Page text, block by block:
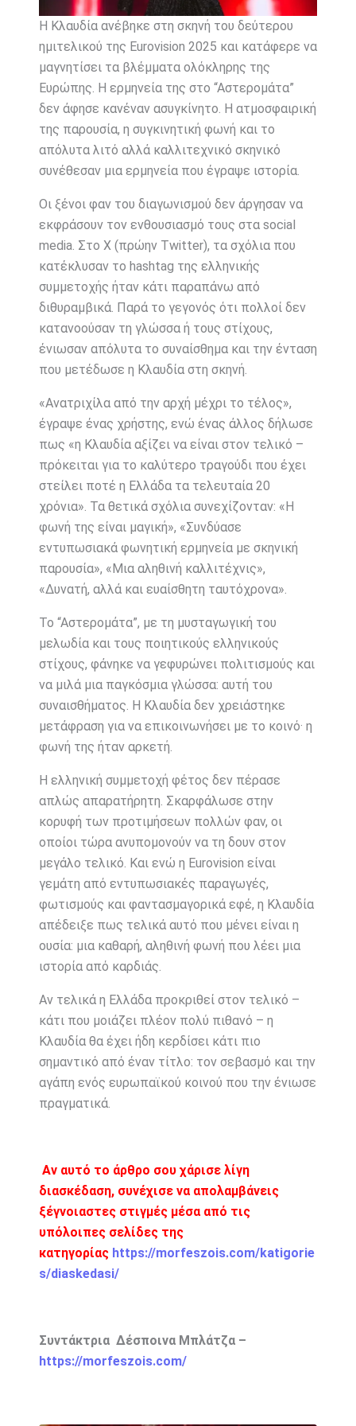
Η Κλαυδία ανέβηκε στη σκηνή του δεύτερου
ημιτελικού της Eurovision 2025 και κατάφερε να
μαγνητίσει τα βλέμματα ολόκληρης της
Ευρώπης. Η ερμηνεία της στο “Αστερομάτα”
δεν άφησε κανέναν ασυγκίνητο. Η ατμοσφαιρική
της παρουσία, η συγκινητική φωνή και το
απόλυτα λιτό αλλά καλλιτεχνικό σκηνικό
συνέθεσαν μια ερμηνεία που έγραψε ιστορία.
Οι ξένοι φαν του διαγωνισμού δεν άργησαν να
εκφράσουν τον ενθουσιασμό τους στα social
media. Στο Χ (πρώην Twitter), τα σχόλια που
κατέκλυσαν το hashtag της ελληνικής
συμμετοχής ήταν κάτι παραπάνω από
διθυραμβικά. Παρά το γεγονός ότι πολλοί δεν
κατανοούσαν τη γλώσσα ή τους στίχους,
ένιωσαν απόλυτα το συναίσθημα και την ένταση
που μετέδωσε η Κλαυδία στη σκηνή.
«Ανατριχίλα από την αρχή μέχρι το τέλος»,
έγραψε ένας χρήστης, ενώ ένας άλλος δήλωσε
πως «η Κλαυδία αξίζει να είναι στον τελικό –
πρόκειται για το καλύτερο τραγούδι που έχει
στείλει ποτέ η Ελλάδα τα τελευταία 20
χρόνια». Τα θετικά σχόλια συνεχίζονταν: «Η
φωνή της είναι μαγική», «Συνδύασε
εντυπωσιακά φωνητική ερμηνεία με σκηνική
παρουσία», «Μια αληθινή καλλιτέχνις»,
«Δυνατή, αλλά και ευαίσθητη ταυτόχρονα».
Το “Αστερομάτα”, με τη μυσταγωγική του
μελωδία και τους ποιητικούς ελληνικούς
στίχους, φάνηκε να γεφυρώνει πολιτισμούς και
να μιλά μια παγκόσμια γλώσσα: αυτή του
συναισθήματος. Η Κλαυδία δεν χρειάστηκε
μετάφραση για να επικοινωνήσει με το κοινό· η
φωνή της ήταν αρκετή.
Η ελληνική συμμετοχή φέτος δεν πέρασε
απλώς απαρατήρητη. Σκαρφάλωσε στην
κορυφή των προτιμήσεων πολλών φαν, οι
οποίοι τώρα ανυπομονούν να τη δουν στον
μεγάλο τελικό. Και ενώ η Eurovision είναι
γεμάτη από εντυπωσιακές παραγωγές,
φωτισμούς και φαντασμαγορικά εφέ, η Κλαυδία
απέδειξε πως τελικά αυτό που μένει είναι η
ουσία: μια καθαρή, αληθινή φωνή που λέει μια
ιστορία από καρδιάς.
Αν τελικά η Ελλάδα προκριθεί στον τελικό –
κάτι που μοιάζει πλέον πολύ πιθανό – η
Κλαυδία θα έχει ήδη κερδίσει κάτι πιο
σημαντικό από έναν τίτλο: τον σεβασμό και την
αγάπη ενός ευρωπαϊκού κοινού που την ένιωσε
πραγματικά.
Αν αυτό το άρθρο σου χάρισε λίγη
διασκέδαση, συνέχισε να απολαμβάνεις
ξέγνοιαστες στιγμές μέσα από τις
υπόλοιπες σελίδες της
κατηγορίας https://morfeszois.com/katigorie
s/diaskedasi/
Συντάκτρια Δέσποινα Μπλάτζα –
https://morfeszois.com/